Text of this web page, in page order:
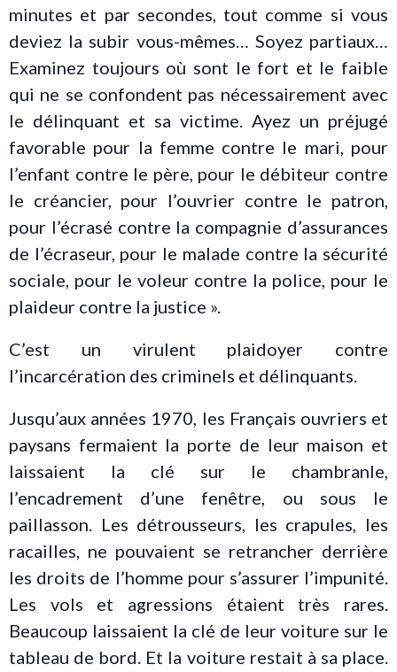
minutes et par secondes, tout comme si vous
deviez la subir vous-mêmes… Soyez partiaux…
Examinez toujours où sont le fort et le faible
qui ne se confondent pas nécessairement avec
le délinquant et sa victime. Ayez un préjugé
favorable pour la femme contre le mari, pour
l’enfant contre le père, pour le débiteur contre
le créancier, pour l’ouvrier contre le patron,
pour l’écrasé contre la compagnie d’assurances
de l’écraseur, pour le malade contre la sécurité
sociale, pour le voleur contre la police, pour le
plaideur contre la justice ».
C’est un virulent plaidoyer contre
l’incarcération des criminels et délinquants.
Jusqu’aux années 1970, les Français ouvriers et
paysans fermaient la porte de leur maison et
laissaient la clé sur le chambranle,
l’encadrement d’une fenêtre, ou sous le
paillasson. Les détrousseurs, les crapules, les
racailles, ne pouvaient se retrancher derrière
les droits de l’homme pour s’assurer l’impunité.
Les vols et agressions étaient très rares.
Beaucoup laissaient la clé de leur voiture sur le
tableau de bord. Et la voiture restait à sa place.